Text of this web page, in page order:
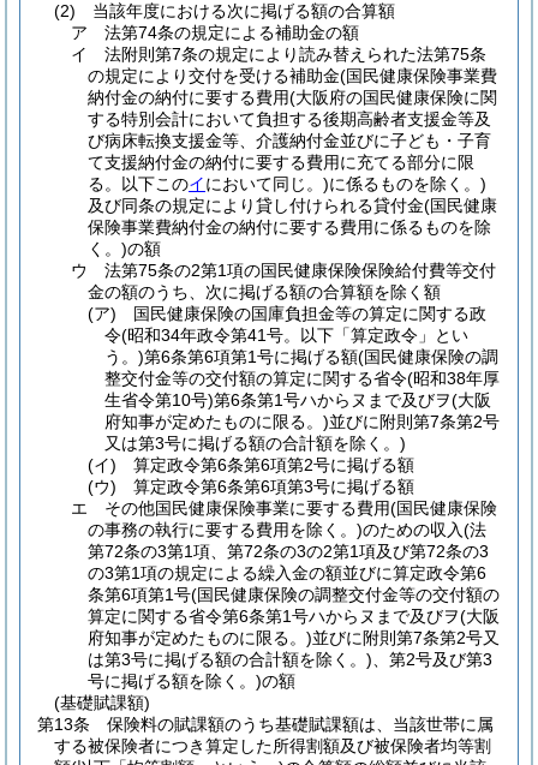
(2)
当該年度における次に掲げる額の合算額
ア
法第74条の規定による補助金の額
イ
法附則第7条の規定により読み替えられた法第75条
の規定により交付を受ける補助金(国民健康保険事業費
納付金の納付に要する費用(大阪府の国民健康保険に関
する特別会計において負担する後期高齢者支援金等及
び病床転換支援金等、介護納付金並びに子ども・子育
て支援納付金の納付に要する費用に充てる部分に限
る。以下このイにおいて同じ。)に係るものを除く。)
及び同条の規定により貸し付けられる貸付金(国民健康
保険事業費納付金の納付に要する費用に係るものを除
く。)の額
ウ
法第75条の2第1項の国民健康保険保険給付費等交付
金の額のうち、次に掲げる額の合算額を除く額
(ア)
国民健康保険の国庫負担金等の算定に関する政
令(昭和34年政令第41号。以下「算定政令」とい
う。)第6条第6項第1号に掲げる額(国民健康保険の調
整交付金等の交付額の算定に関する省令(昭和38年厚
生省令第10号)第6条第1号ハからヌまで及びヲ(大阪
府知事が定めたものに限る。)並びに附則第7条第2号
又は第3号に掲げる額の合計額を除く。)
(イ)
算定政令第6条第6項第2号に掲げる額
(ウ)
算定政令第6条第6項第3号に掲げる額
エ
その他国民健康保険事業に要する費用(国民健康保険
の事務の執行に要する費用を除く。)のための収入(法
第72条の3第1項、第72条の3の2第1項及び第72条の3
の3第1項の規定による繰入金の額並びに算定政令第6
条第6項第1号(国民健康保険の調整交付金等の交付額の
算定に関する省令第6条第1号ハからヌまで及びヲ(大阪
府知事が定めたものに限る。)並びに附則第7条第2号又
は第3号に掲げる額の合計額を除く。) 、第2号及び第3
号に掲げる額を除く。)の額
(基礎賦課額)
第13条
保険料の賦課額のうち基礎賦課額は、当該世帯に属
する被保険者につき算定した所得割額及び被保険者均等割